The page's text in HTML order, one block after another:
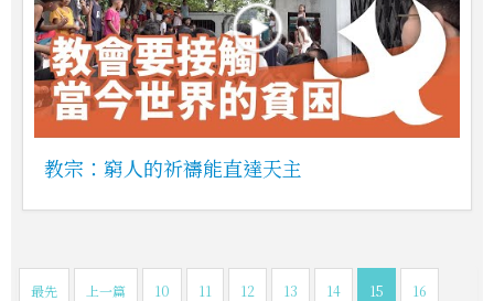
教宗：窮人的祈禱能直達天主
最先 上一篇 10 11 12 13 14 15 16